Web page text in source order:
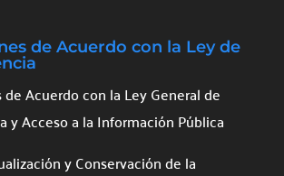
de Acuerdo con la Ley de
Acuerdo con la Ley General de
y Acceso a la Información Pública
y Conservación de la